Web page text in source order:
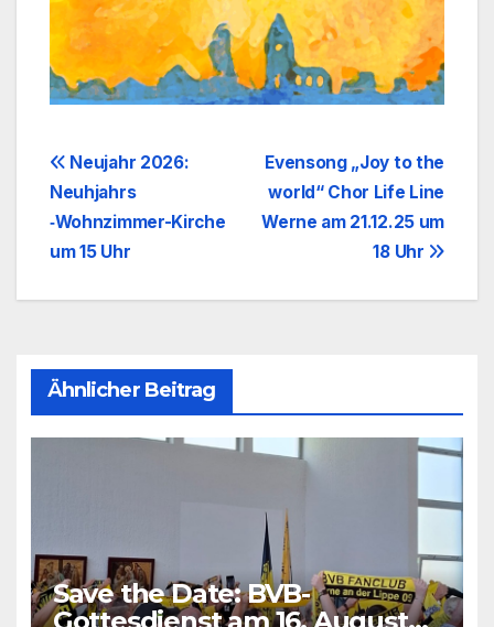
Beitragsnavigation
Evensong „Joy to the
world“ Chor Life Line
Werne am 21.12.25 um
18 Uhr
Neujahr 2026:
Neuhjahrs
‑Wohnzimmer-Kirche
um 15 Uhr
Ähnlicher Beitrag
Save the Date: BVB-